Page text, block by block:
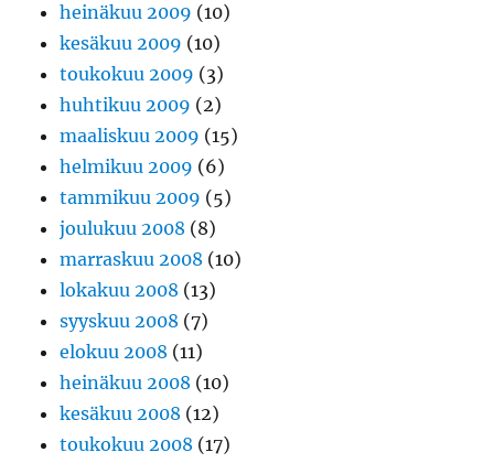
heinäkuu 2009 (10)
kesäkuu 2009 (10)
toukokuu 2009 (3)
huhtikuu 2009 (2)
maaliskuu 2009 (15)
helmikuu 2009 (6)
tammikuu 2009 (5)
joulukuu 2008 (8)
marraskuu 2008 (10)
lokakuu 2008 (13)
syyskuu 2008 (7)
elokuu 2008 (11)
heinäkuu 2008 (10)
kesäkuu 2008 (12)
toukokuu 2008 (17)